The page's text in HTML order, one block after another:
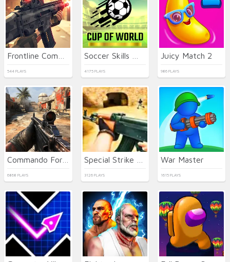
544 PLAYS 4175 PLAYS
Juicy Match 2
986 PLAYS
6868 PLAYS 3126 PLAYS
War Master
1615 PLAYS